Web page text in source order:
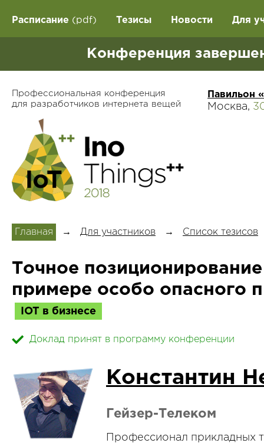
Расписание (pdf) Тезисы Новости Для
Конференция
Профессиональная конференция
для разработчиков интернета вещей
Павильон
Москва,
Главная → Для участников → Список тезисов
Точное
примере особо опасного
IOT в бизнесе
Доклад принят в программу конференции
Константин
Гейзер-Телеком
Профессионал прикладных